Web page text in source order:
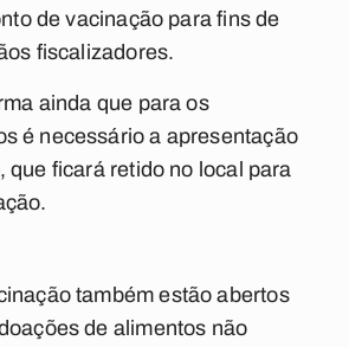
de vacinação para fins de
fiscalizadores.
ainda que para os
é necessário a apresentação
que ficará retido no local para
também estão abertos
de alimentos não